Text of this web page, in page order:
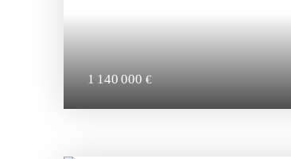
1 140 000 €